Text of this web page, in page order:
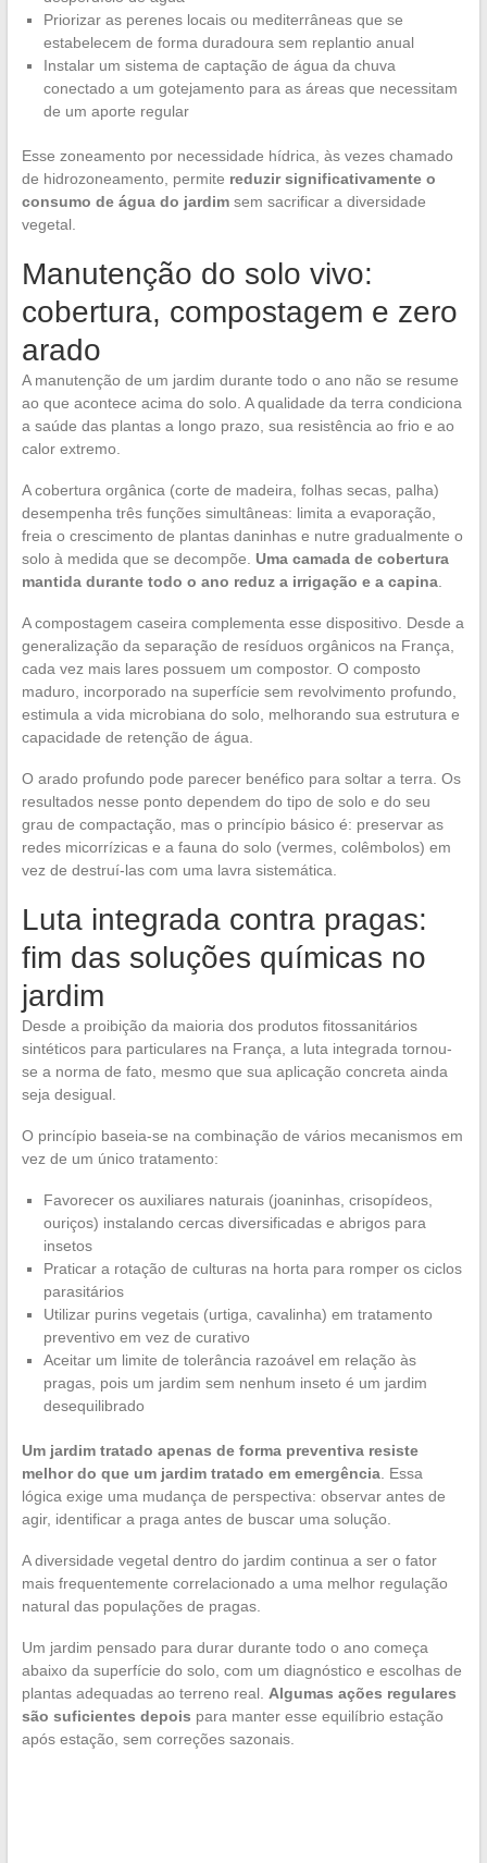
Priorizar as perenes locais ou mediterrâneas que se
estabelecem de forma duradoura sem replantio anual
Instalar um sistema de captação de água da chuva
conectado a um gotejamento para as áreas que necessitam
de um aporte regular
Esse zoneamento por necessidade hídrica, às vezes chamado
de hidrozoneamento, permite reduzir significativamente o
consumo de água do jardimsem sacrificar a diversidade
vegetal.
Manutenção do solo vivo:
cobertura, compostagem e zero
arado
A manutenção de um jardim durante todo o ano não se resume
ao que acontece acima do solo. A qualidade da terra condiciona
a saúde das plantas a longo prazo, sua resistência ao frio e ao
calor extremo.
A cobertura orgânica (corte de madeira, folhas secas, palha)
desempenha três funções simultâneas: limita a evaporação,
freia o crescimento de plantas daninhas e nutre gradualmente o
solo à medida que se decompõe. Uma camada de cobertura
mantida durante todo o ano reduz a irrigação e a capina.
A compostagem caseira complementa esse dispositivo. Desde a
generalização da separação de resíduos orgânicos na França,
cada vez mais lares possuem um compostor. O composto
maduro, incorporado na superfície sem revolvimento profundo,
estimula a vida microbiana do solo, melhorando sua estrutura e
capacidade de retenção de água.
O arado profundo pode parecer benéfico para soltar a terra. Os
resultados nesse ponto dependem do tipo de solo e do seu
grau de compactação, mas o princípio básico é: preservar as
redes micorrízicas e a fauna do solo (vermes, colêmbolos) em
vez de destruí-las com uma lavra sistemática.
Luta integrada contra pragas:
fim das soluções químicas no
jardim
Desde a proibição da maioria dos produtos fitossanitários
sintéticos para particulares na França, a luta integrada tornou-
se a norma de fato, mesmo que sua aplicação concreta ainda
seja desigual.
O princípio baseia-se na combinação de vários mecanismos em
vez de um único tratamento:
Favorecer os auxiliares naturais (joaninhas, crisopídeos,
ouriços) instalando cercas diversificadas e abrigos para
insetos
Praticar a rotação de culturas na horta para romper os ciclos
parasitários
Utilizar purins vegetais (urtiga, cavalinha) em tratamento
preventivo em vez de curativo
Aceitar um limite de tolerância razoável em relação às
pragas, pois um jardim sem nenhum inseto é um jardim
desequilibrado
Um jardim tratado apenas de forma preventiva resiste
melhor do que um jardim tratado em emergência. Essa
lógica exige uma mudança de perspectiva: observar antes de
agir, identificar a praga antes de buscar uma solução.
A diversidade vegetal dentro do jardim continua a ser o fator
mais frequentemente correlacionado a uma melhor regulação
natural das populações de pragas.
Um jardim pensado para durar durante todo o ano começa
abaixo da superfície do solo, com um diagnóstico e escolhas de
plantas adequadas ao terreno real. Algumas ações regulares
são suficientes depois para manter esse equilíbrio estação
após estação, sem correções sazonais.